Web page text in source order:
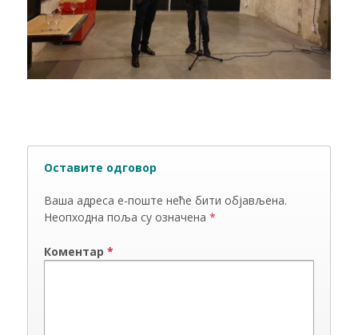
Оставите одговор
Ваша адреса е-поште неће бити објављена.
Неопходна поља су означена *
Коментар *